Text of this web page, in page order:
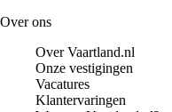
Over ons
Over Vaartland.nl
Onze vestigingen
Vacatures
Klantervaringen